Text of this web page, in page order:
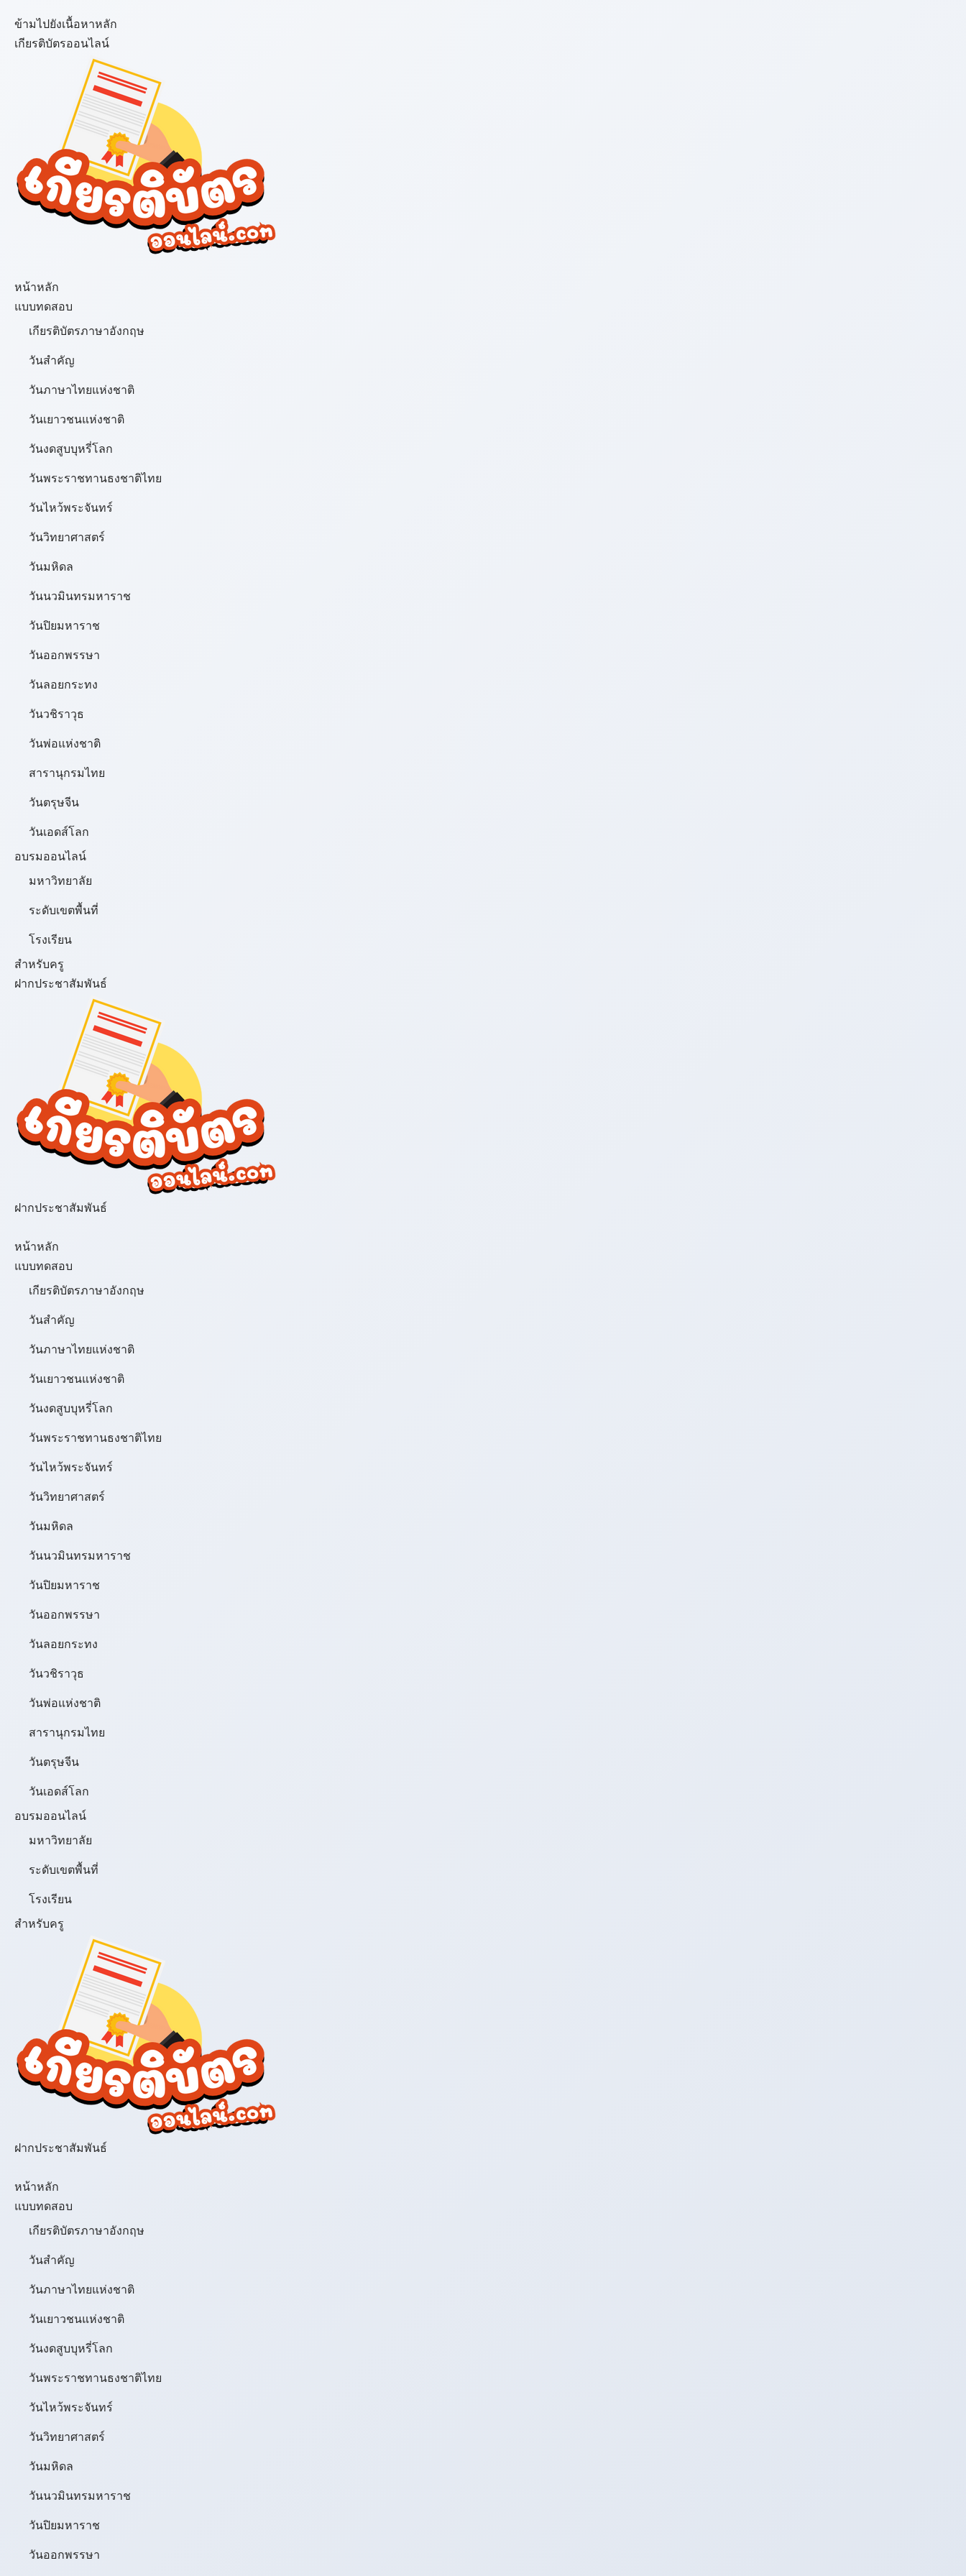
ข้ามไปยังเนื้อหาหลัก
เกียรติบัตรออนไลน์
หน้าหลัก
แบบทดสอบ
เกียรติบัตรภาษาอังกฤษ
วันสำคัญ
วันภาษาไทยแห่งชาติ
วันเยาวชนแห่งชาติ
วันงดสูบบุหรี่โลก
วันพระราชทานธงชาติไทย
วันไหว้พระจันทร์​
วันวิทยาศาสตร์
วันมหิดล
วันนวมินทรมหาราช
วันปิยมหาราช
วันออกพรรษา
วันลอยกระทง
วันวชิราวุธ
วันพ่อแห่งชาติ
สารานุกรมไทย
วันตรุษจีน
วันเอดส์โลก
อบรมออนไลน์
มหาวิทยาลัย
ระดับเขตพื้นที่
โรงเรียน
สำหรับครู
ฝากประชาสัมพันธ์
ฝากประชาสัมพันธ์
หน้าหลัก
แบบทดสอบ
เกียรติบัตรภาษาอังกฤษ
วันสำคัญ
วันภาษาไทยแห่งชาติ
วันเยาวชนแห่งชาติ
วันงดสูบบุหรี่โลก
วันพระราชทานธงชาติไทย
วันไหว้พระจันทร์​
วันวิทยาศาสตร์
วันมหิดล
วันนวมินทรมหาราช
วันปิยมหาราช
วันออกพรรษา
วันลอยกระทง
วันวชิราวุธ
วันพ่อแห่งชาติ
สารานุกรมไทย
วันตรุษจีน
วันเอดส์โลก
อบรมออนไลน์
มหาวิทยาลัย
ระดับเขตพื้นที่
โรงเรียน
สำหรับครู
ฝากประชาสัมพันธ์
หน้าหลัก
แบบทดสอบ
เกียรติบัตรภาษาอังกฤษ
วันสำคัญ
วันภาษาไทยแห่งชาติ
วันเยาวชนแห่งชาติ
วันงดสูบบุหรี่โลก
วันพระราชทานธงชาติไทย
วันไหว้พระจันทร์​
วันวิทยาศาสตร์
วันมหิดล
วันนวมินทรมหาราช
วันปิยมหาราช
วันออกพรรษา